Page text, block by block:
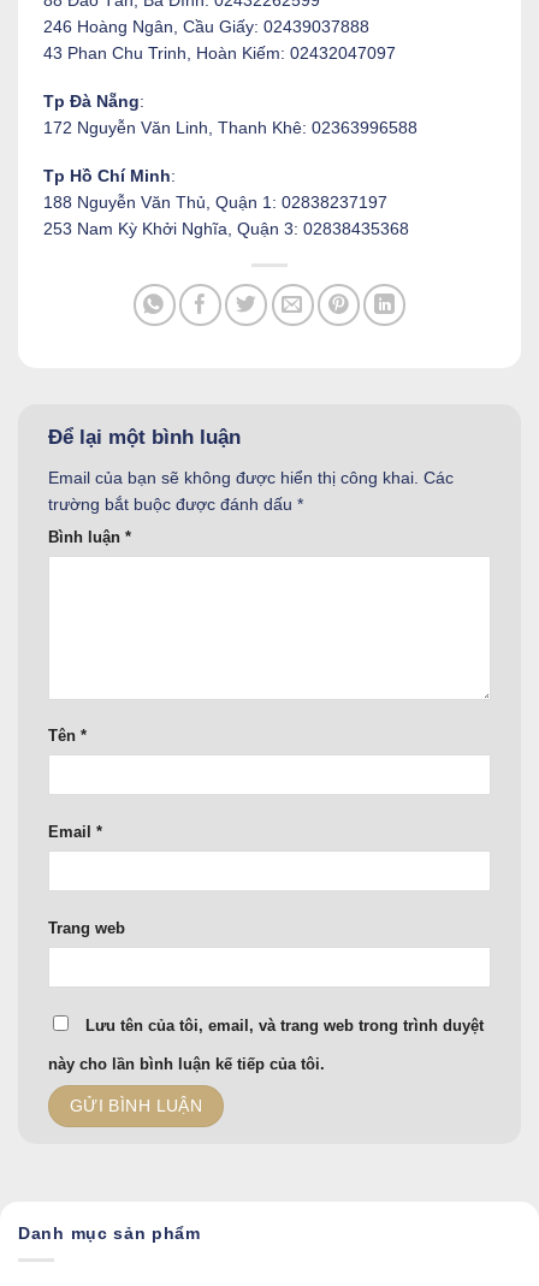
246 Hoàng Ngân, Cầu Giấy: 02439037888
43 Phan Chu Trinh, Hoàn Kiếm: 02432047097
Tp Đà Nẵng:
172 Nguyễn Văn Linh, Thanh Khê: 02363996588
Tp Hồ Chí Minh:
188 Nguyễn Văn Thủ, Quận 1: 02838237197
253 Nam Kỳ Khởi Nghĩa, Quận 3: 02838435368
Để lại một bình luận
Email của bạn sẽ không được hiển thị công khai. Các
trường bắt buộc được đánh dấu *
Bình luận *
Tên *
Email *
Trang web
Lưu tên của tôi, email, và trang web trong trình duyệt
này cho lần bình luận kế tiếp của tôi.
Danh mục sản phẩm